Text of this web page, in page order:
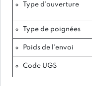
Type d'ouverture
Type de poignées
Poids de l'envoi
Code UGS